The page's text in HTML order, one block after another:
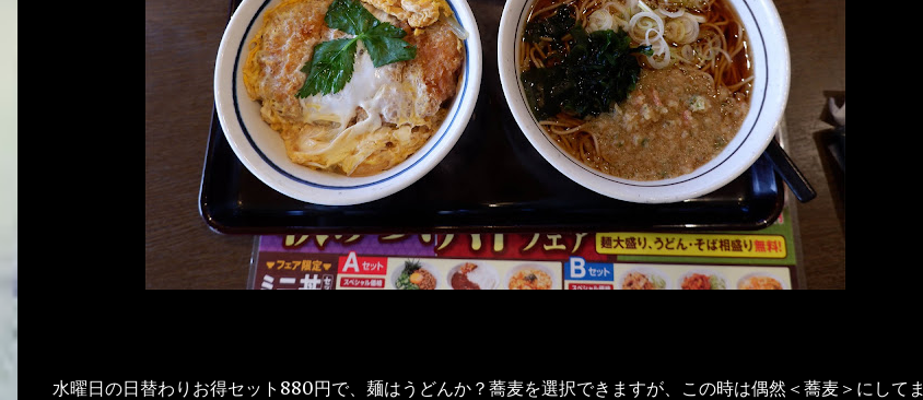
水曜日の日替わりお得セット880円で、麺はうどんか？蕎麦を選択できますが、この時は偶然＜蕎麦＞にしてま